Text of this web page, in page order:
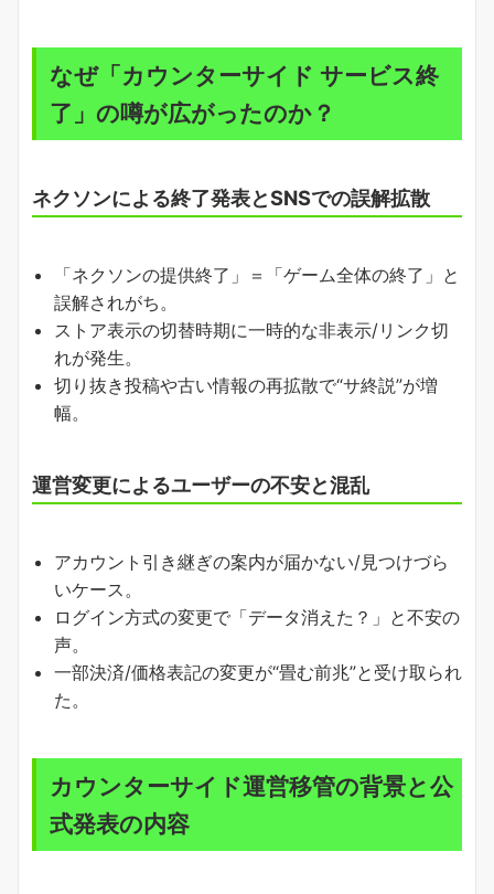
なぜ「カウンターサイド サービス終
了」の噂が広がったのか？
ネクソンによる終了発表とSNSでの誤解拡散
「ネクソンの提供終了」＝「ゲーム全体の終了」と
誤解されがち。
ストア表示の切替時期に一時的な非表示/リンク切
れが発生。
切り抜き投稿や古い情報の再拡散で“サ終説”が増
幅。
運営変更によるユーザーの不安と混乱
アカウント引き継ぎの案内が届かない/見つけづら
いケース。
ログイン方式の変更で「データ消えた？」と不安の
声。
一部決済/価格表記の変更が“畳む前兆”と受け取られ
た。
カウンターサイド運営移管の背景と公
式発表の内容